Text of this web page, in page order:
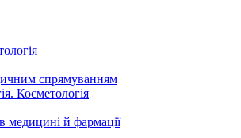
спрямуванням
Косметологія
медицині й фармації